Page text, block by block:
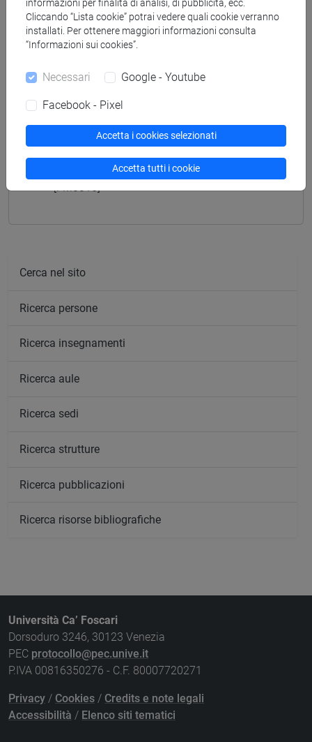
LETTERATURE, STORIA E ARCHEOLOGIA -
Laurea magistrale (DM270)
dell'antichità
Insegnamenti mutuati
ARCHEOLOGIA DELLE PROVINCE ROMANE
[FM0016]
Cerca nel sito
Ricerca persone
Ricerca insegnamenti
Ricerca aule
Ricerca sedi
Ricerca strutture
Ricerca pubblicazioni
Ricerca risorse bibliografiche
Università Ca’ Foscari
Dorsoduro 3246, 30123 Venezia
PEC protocollo@pec.unive.it
P.IVA 00816350276 - C.F. 80007720271
Privacy / Cookies / Credits e note legali
Accessibilità / Elenco siti tematici
informazioni per finalità di analisi, di pubblicità, ecc.
Cliccando “Lista cookie” potrai vedere quali cookie verranno
installati. Per ottenere maggiori informazioni consulta
“Informazioni sui cookies”.
Necessari Google - Youtube
Facebook - Pixel
Accetta i cookies selezionati
Accetta tutti i cookie